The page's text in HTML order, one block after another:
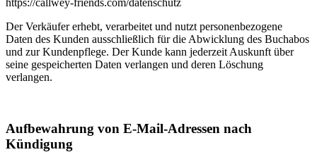
https://callwey-friends.com/datenschutz
Der Verkäufer erhebt, verarbeitet und nutzt personenbezogene
Daten des Kunden ausschließlich für die Abwicklung des Buchabos
und zur Kundenpflege. Der Kunde kann jederzeit Auskunft über
seine gespeicherten Daten verlangen und deren Löschung
verlangen.
Aufbewahrung von E-Mail-Adressen nach
Kündigung